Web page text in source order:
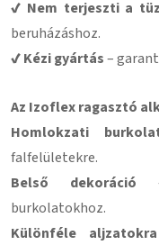
✔ Nem terjeszti a
beruházáshoz.
✔ Kézi gyártás–
Az Izoflex ragasztó
Homlokzati
falfelületekre.
Belső dekoráció
burkolatokhoz.
Különféle aljzatokra